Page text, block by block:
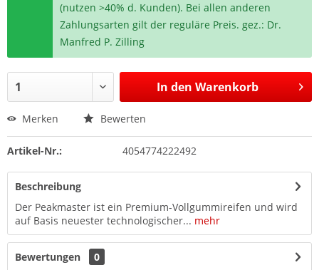
(nutzen >40% d. Kunden). Bei allen anderen
Zahlungsarten gilt der reguläre Preis. gez.: Dr.
Manfred P. Zilling
In den Warenkorb
Merken Bewerten
Artikel-Nr.: 4054774222492
Beschreibung
Der Peakmaster ist ein Premium-Vollgummireifen und wird
auf Basis neuester technologischer... mehr
Bewertungen
0